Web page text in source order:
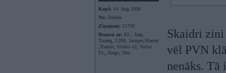
Kopš: 14. Aug 2008
No: Dobele
Ziņojumi: 11700
Braucu ar: X5 , Jeep,
Tuareg, L200, Jumper,Master
,Transit, Stralis x2, Volvo
FL, Atego, Deu
Skaidri
vēl PVN
nenāks.